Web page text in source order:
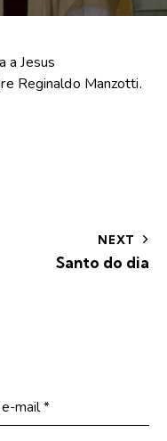
a Jesus
Reginaldo Manzotti.
NEXT
Santo do dia